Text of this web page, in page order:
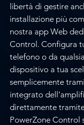
libertà di gestire
installazione più
nostra app Web
Control. Configura
telefono o da
dispositivo a tua
semplicemente
integrato
direttamente
PowerZone Control